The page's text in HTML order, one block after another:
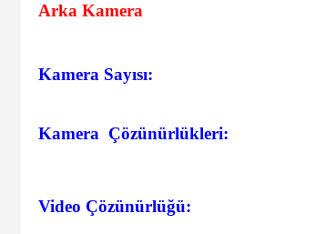
Arka Kamera
Kamera Sayısı:
Kamera Çözünürlükleri:
Video Çözünürlüğü: